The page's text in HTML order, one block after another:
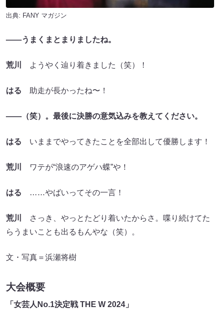
出典: FANY マガジン
――うまくまとまりましたね。
荒川 ようやく辿り着きました（笑）！
はる 助走が長かったね〜！
――（笑）。最後に決勝の意気込みを教えてください。
はる いままでやってきたことを全部出して優勝します！
荒川 ワテが“浪速のアゲハ蝶”や！
はる ……やばいってその一言！
荒川
さっき、やっとたどり着いたからさ。喋り続けてた
らうまいことも出るもんやな（笑）。
文・写真＝浜瀬将樹
大会概要
「女芸人No.1決定戦 THE W 2024」